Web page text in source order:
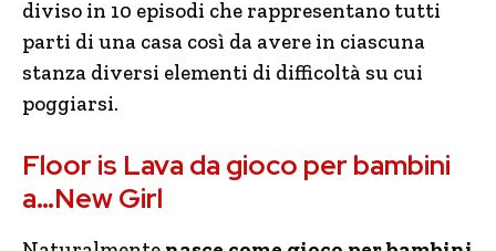
diviso in 10 episodi che rappresentano tutti
parti di una casa così da avere in ciascuna
stanza diversi elementi di difficoltà su cui
poggiarsi.
Floor is Lava da gioco per bambini
a…New Girl